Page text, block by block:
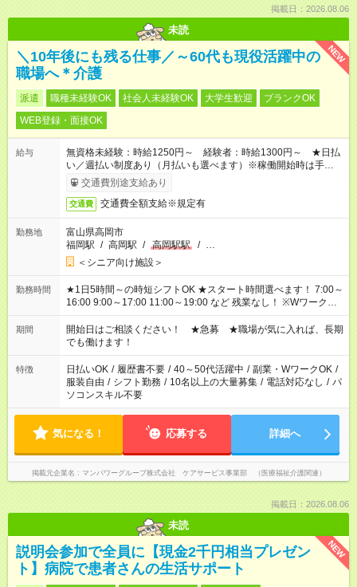
掲載日：2026.08.06
未読
NEW
＼10年後にも残る仕事／～60代も現役活躍中の
職場へ＊介護
派遣 職種未経験OK 社会人未経験OK 大学生歓迎
ブランクOK
WEB登録・面接OK
給与
無資格未経験：時給1250円～ 経験者：時給1300円～ ★日払
い／週払い制度あり（月払いも選べます）※稼働開始時は手続き
完了次第のお支払いとなります。
交通費別途支給あり
交通費 交通費全額支給※規定有
勤務地
富山県高岡市
福岡駅 / 高岡駅 / 高岡駅駅 / …
＜シニア向け施設＞
勤務時間
★1日5時間～の時短シフトOK ★スタート時間選べます！ 7:00～
16:00 9:00～17:00 11:00～19:00 など 残業なし！ ※Wワークの
場合、他のお仕事と合わせ週40時間超の就業はご案内できませ
ん ※法令に基づき、週20時間以上勤務は社会保険への加入対象
となります ※労働者派遣法（日雇い派遣の原則禁止）により、
短時間・短期間の就業はご案内が難しい場合があります
期間
開始日はご相談ください！ ★急募 ★職場が気に入れば、長期
でも働けます！
特徴 日払いOK / 履歴書不要 / 40～50代活躍中 / 副業・WワークOK /
服装自由 / シフト勤務 / 10名以上の大量募集 / 電話対応なし / パ
ソコンスキル不要
気になる！ 応募する 詳細へ
掲載元企業名 マンパワーグループ株式会社 ケアサービス事業部 （医療福祉介護関連）
掲載日：2026.08.06
未読
NEW
説明会参加で全員に【現金2千円相当プレゼン
ト】病院で患者さんの生活サポート